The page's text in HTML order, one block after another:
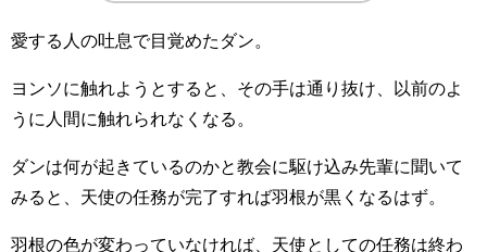
愛する人の吐息で目覚めたダン。
ヨンソに触れようとすると、その手は通り抜け、以前のよ
うに人間に触れられなくなる。
ダンは何が起きているのかと教会に駆け込み先輩に聞いて
みると、天使の任務が完了すれば羽根が黒くなるはず。
羽根の色が変わっていなければ、天使としての任務は終わ